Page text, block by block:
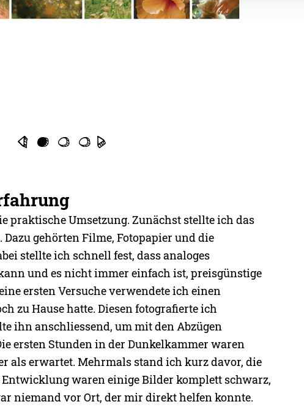
praktische Umsetzung. Zunächst stellte ich das
gehörten Filme, Fotopapier und die
stellte ich schnell fest, dass analoges
und es nicht immer einfach ist, preisgünstige
ersten Versuche verwendete ich einen
zu Hause hatte. Diesen fotografierte ich
ihn anschliessend, um mit den Abzügen
ersten Stunden in der Dunkelkammer waren
als erwartet. Mehrmals stand ich kurz davor, die
waren einige Bilder komplett schwarz,
niemand vor Ort, der mir direkt helfen konnte.